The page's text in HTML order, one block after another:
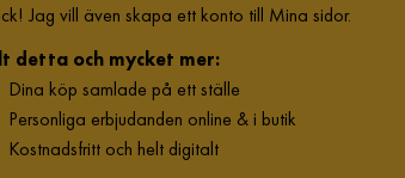
Jag vill även skapa ett konto till Mina sidor.
detta och mycket mer:
Dina köp samlade på ett ställe
Personliga erbjudanden online & i butik
Kostnadsfritt och helt digitalt